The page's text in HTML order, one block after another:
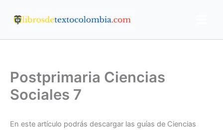
Postprimaria Ciencias
Sociales 7
En este artículo podrás descargar las guías de Ciencias